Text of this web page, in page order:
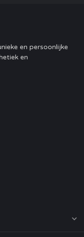
en persoonlijke
en